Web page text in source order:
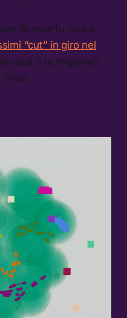
Runnerfu molto
“cut” in giro nel
qual è la migliore?